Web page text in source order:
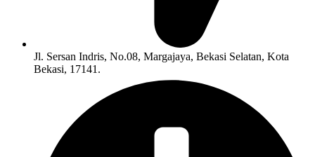
Jl. Sersan Indris, No.08, Margajaya, Bekasi Selatan, Kota
Bekasi, 17141.